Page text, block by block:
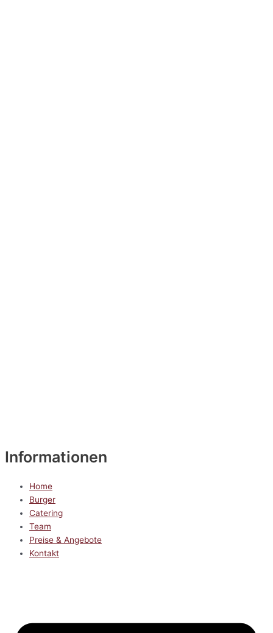
Informationen
Home
Burger
Catering
Team
Preise & Angebote
Kontakt